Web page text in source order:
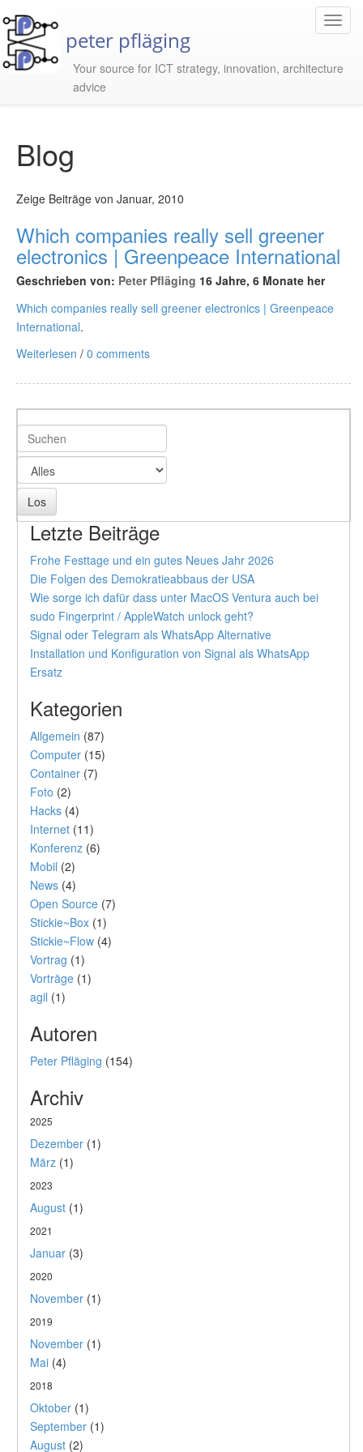
peter pfläging
Your source for ICT strategy, innovation, architecture
advice
Blog
Zeige Beiträge von Januar, 2010
Which companies really sell greener
electronics | Greenpeace International
Geschrieben von: Peter Pfläging 16 Jahre, 6 Monate her
Which companies really sell greener electronics | Greenpeace
International.
Weiterlesen / 0 comments
Letzte Beiträge
Frohe Festtage und ein gutes Neues Jahr 2026
Die Folgen des Demokratieabbaus der USA
Wie sorge ich dafür dass unter MacOS Ventura auch bei
sudo Fingerprint / AppleWatch unlock geht?
Signal oder Telegram als WhatsApp Alternative
Installation und Konfiguration von Signal als WhatsApp
Ersatz
Kategorien
Allgemein (87)
Computer (15)
Container (7)
Foto (2)
Hacks (4)
Internet (11)
Konferenz (6)
Mobil (2)
News (4)
Open Source (7)
Stickie~Box (1)
Stickie~Flow (4)
Vortrag (1)
Vorträge (1)
agil (1)
Autoren
Peter Pfläging (154)
Archiv
2025
Dezember (1)
März (1)
2023
August (1)
2021
Januar (3)
2020
November (1)
2019
November (1)
Mai (4)
2018
Oktober (1)
September (1)
August (2)